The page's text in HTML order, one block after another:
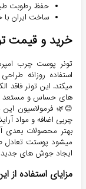
حفظ رطوبت
ساخت ایران با حجم
خرید و قیمت
تونر پوست چرب
استفاده روزانه
میکند. این تونر
های حساس و مستعد
😊🌿 فرمولاسیون
چربی اضافه و مواد
بهتر محصولات بعدی
میشود پوستت تعادل
ایجاد جوش های جدید
مزایای استفاده از